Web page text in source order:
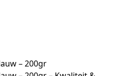
– 200gr